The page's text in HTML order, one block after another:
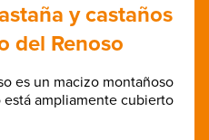
y castaños
del Renoso
es un macizo montañoso
ampliamente cubierto